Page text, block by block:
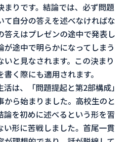
まりです。結論では、必ず問題
て自分の答えを述べなければな
答えはプレゼンの途中で発表し
が途中で明らかになってしまう
いと見なされます。この決まり
く際にも適用されます。
は、「問題提起と第2部構成」
から始まりました。高校生のと
論を初めに述べるという形を習
い形に苦戦しました。首尾一貫